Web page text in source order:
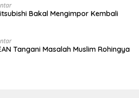
Bakal Mengimpor Kembali
Tangani Masalah Muslim Rohingya